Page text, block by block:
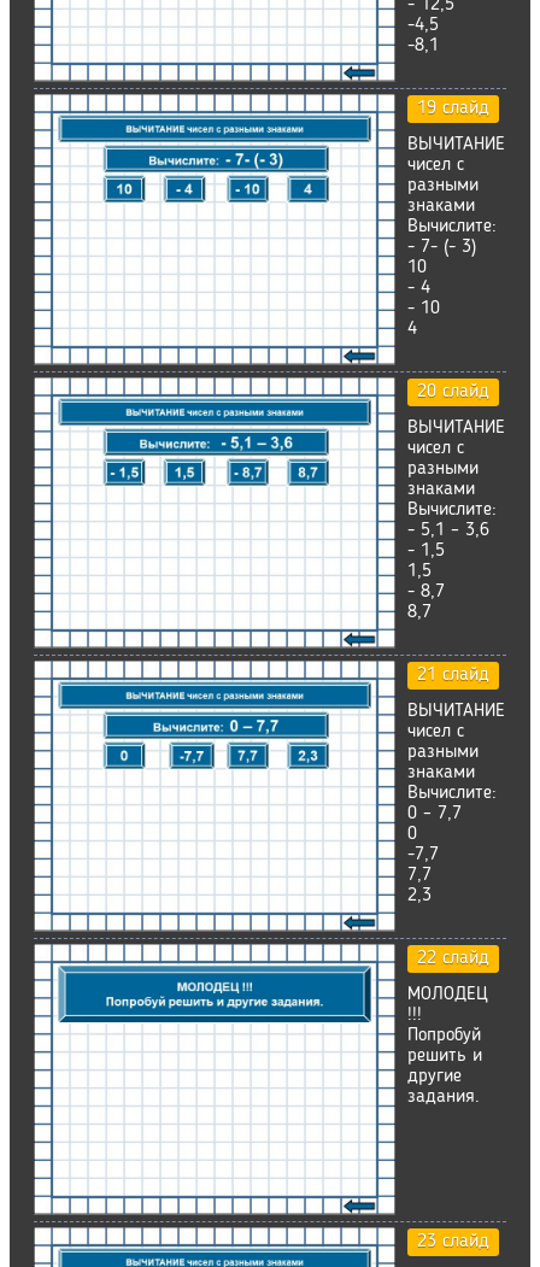
- 12,5
-4,5
-8,1
19 слайд
ВЫЧИТАНИЕ
чисел с
разными
знаками
Вычислите:
- 7- (- 3)
10
- 4
- 10
4
20 слайд
ВЫЧИТАНИЕ
чисел с
разными
знаками
Вычислите:
- 5,1 – 3,6
- 1,5
1,5
- 8,7
8,7
21 слайд
ВЫЧИТАНИЕ
чисел с
разными
знаками
Вычислите:
0 – 7,7
0
-7,7
7,7
2,3
22 слайд
МОЛОДЕЦ
!!!
Попробуй
решить и
другие
задания.
23 слайд